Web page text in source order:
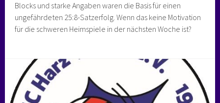
Blocks und starke Angaben waren die Basis für einen
ungefährdeten 25:8-Satzerfolg. Wenn das keine Motivation
für die schweren Heimspiele in der nächsten Woche ist?